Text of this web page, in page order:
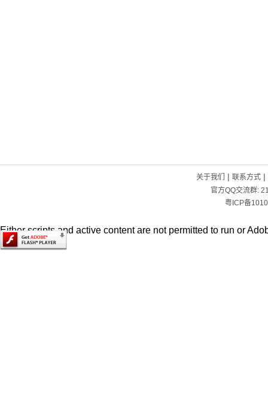
关于我们 | 联系方式|
官方QQ交流群:
粤ICP备
Either scripts and active content are not permitted to run or